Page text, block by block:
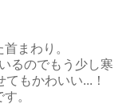
まわり。
るのでもう少し寒
もかわいい...！
。